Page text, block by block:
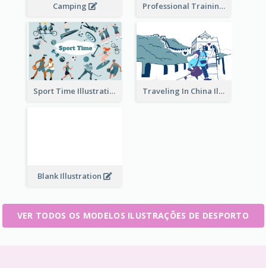
Camping Professional Training
Sport Time Illustration Traveling In China Illustration
Blank Illustration
VER TODOS OS MODELOS ILUSTRAÇÕES DE DESPORTO